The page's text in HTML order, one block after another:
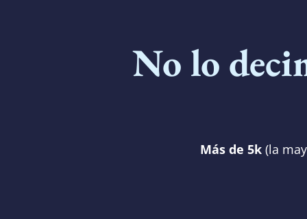
No lo
Más de 5k (la